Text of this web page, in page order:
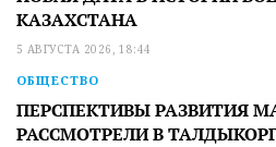
КАЗАХСТАНА
5 АВГУСТА 2026, 18:44
ОБЩЕСТВО
ПЕРСПЕКТИВЫ РАЗВИТИЯ
РАССМОТРЕЛИ В